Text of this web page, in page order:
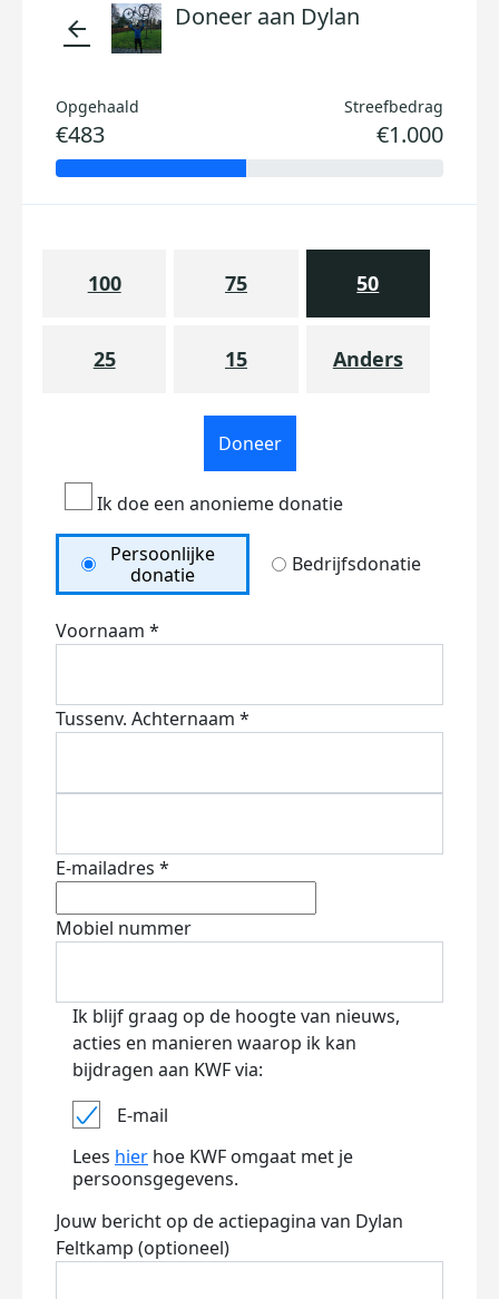
arrow_back Doneer aan Dylan
Opgehaald
€483
Streefbedrag
€1.000
100 75 50
25 15 Anders
Doneer
Ik doe een anonieme donatie
Persoonlijke
donatie
Bedrijfsdonatie
Voornaam *
Tussenv. Achternaam *
E-mailadres *
Mobiel nummer
Ik blijf graag op de hoogte van nieuws,
acties en manieren waarop ik kan
bijdragen aan KWF via:
E-mail
Lees hier hoe KWF omgaat met je
persoonsgegevens.
Jouw bericht op de actiepagina van Dylan
Feltkamp (optioneel)